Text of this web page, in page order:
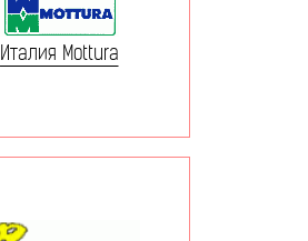
Италия Mottura